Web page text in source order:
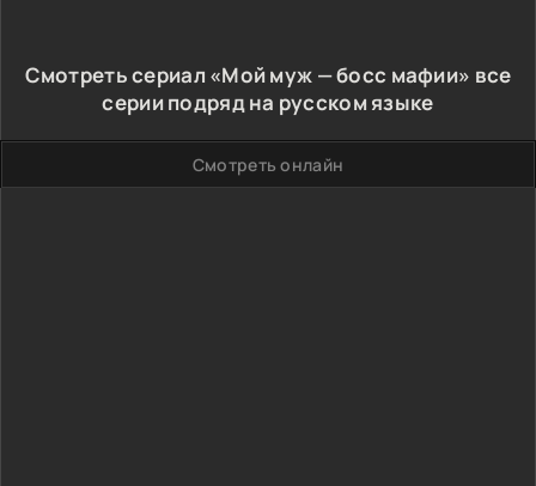
Смотреть сериал «Мой муж — босс мафии» все
серии подряд на русском языке
Смотреть онлайн